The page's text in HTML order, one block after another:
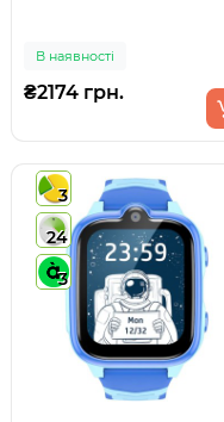
В наявності
₴2174 грн.
3
24
3